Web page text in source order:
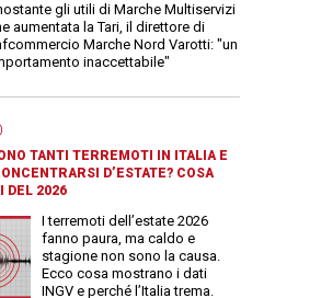
gli utili di Marche Multiservizi
aumentata la Tari, il direttore di
Marche Nord Varotti: "un
inaccettabile"
TANTI TERREMOTI IN ITALIA E
D’ESTATE? COSA
DEL 2026
I terremoti dell’estate 2026
fanno paura, ma caldo e
stagione non sono la causa.
Ecco cosa mostrano i dati
INGV e perché l’Italia trema.